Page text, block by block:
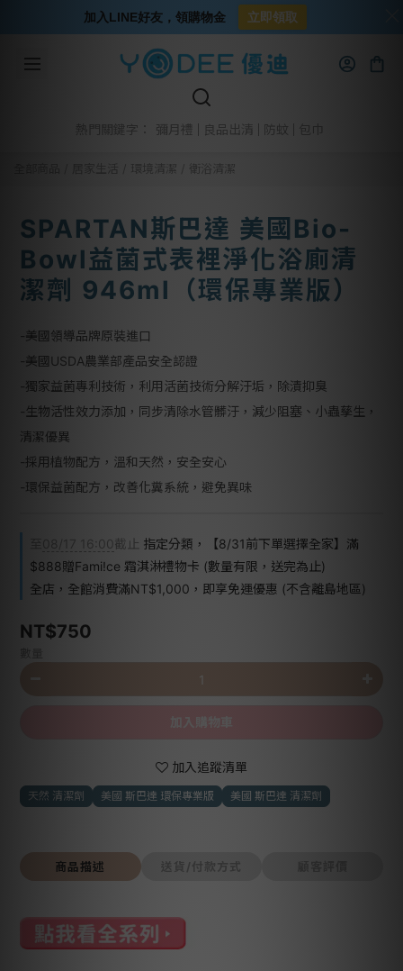
熱門關鍵字： 彌月禮 良品出清 防蚊
環境清潔 衛浴清潔
SPARTAN斯巴達 美國Bio-
Bowl益菌式表裡淨化浴廁清
潔劑 946ml（環保專業版）
-美國領導品牌原裝進口
-美國USDA農業部產品安全認證
-獨家益菌專利技術，利用活菌技術分解汙垢，除漬抑臭
-生物活性效力添加，同步清除水管髒汙，減少阻塞、小蟲孳生，
清潔優異
-採用植物配方，溫和天然，安全安心
-環保益菌配方，改善化糞系統，避免異味
08/17 16:00截止 指定分類，【8/31前下單選擇全家】滿
$888贈Fami!ce 霜淇淋禮物卡 (數量有限，送完為止)
全店，全館消費滿NT$1,000，即享免運優惠 (不含離島地區)
NT$750
加入追蹤清單
天然 清潔劑 美國 斯巴達 環保專業版 美國 斯巴達 清潔劑
商品描述 送貨/付款方式
加入LINE好友，領購物金 立即領取